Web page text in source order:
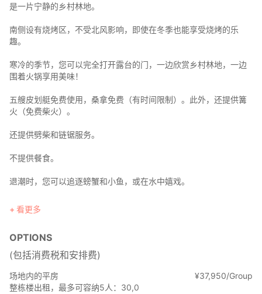
是一片宁静的乡村林地。
南侧设有烧烤区，不受北风影响，即使在冬季也能享受烧烤的乐
趣。
寒冷的季节，您可以完全打开露台的门，一边欣赏乡村林地，一边
围着火锅享用美味！
五艘皮划艇免费使用，桑拿免费（有时间限制）。此外，还提供篝
火（免费柴火）。
还提供劈柴和链锯服务。
不提供餐食。
退潮时，您可以追逐螃蟹和小鱼，或在水中嬉戏。
如有需要，可以免费采摘时令蔬菜。
3岁以下儿童免费入住。
酒店内还设有简易别墅和豪华露营区。
看更多
OPTIONS
(包括消费税和安排费)
场地内的平房
整栋楼出租，最多可容纳5人：30,0
¥37,950/Group